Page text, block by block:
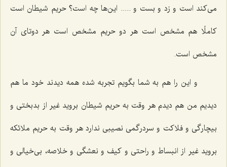
می‌کند است و زد و بست و ..... این‌ها چه است؟ حریم شیطان است
کاملًا هم مشخص است هر دو حریم مشخص است هر دوتای آن
مشخص است.
و این را هم به شما بگویم تجربه شده همه دیدند خود ما هم
دیدیم من هم دیدم هر وقت به حریم شیطان بروید غیر از بدبختی و
بیچارگی و فلاکت و سردرگمی نصیبی ندارد هر وقت به حریم ملائکه
بروید غیر از انبساط و راحتی و کیف و نعشگی و خلاصه، بی‌خیالی و